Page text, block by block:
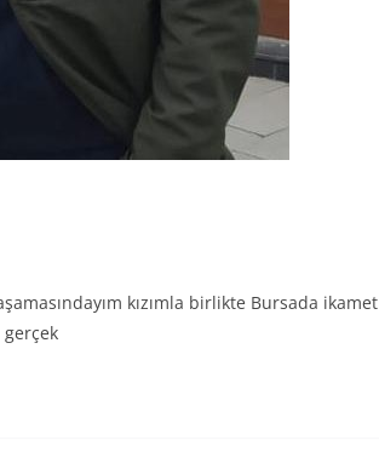
kızımla birlikte Bursada ikamet